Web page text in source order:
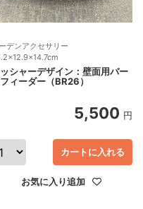
デンアクセサリー
シャーデザイン：壁面用バー
フィーダー（BR26）
5,500 円
カートに入れる
お気に入り追加